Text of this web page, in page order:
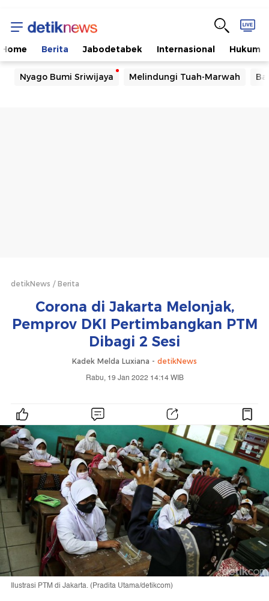
Home Berita Jabodetabek Internasional Hukum
Nyago Bumi Sriwijaya Melindungi Tuah-Marwah
detikNews Berita
Corona di Jakarta Melonjak,
Pemprov DKI Pertimbangkan PTM
Dibagi 2 Sesi
Kadek Melda Luxiana - detikNews
Rabu, 19 Jan 2022 14:14 WIB
Ilustrasi PTM di Jakarta. (Pradita Utama/detikcom)